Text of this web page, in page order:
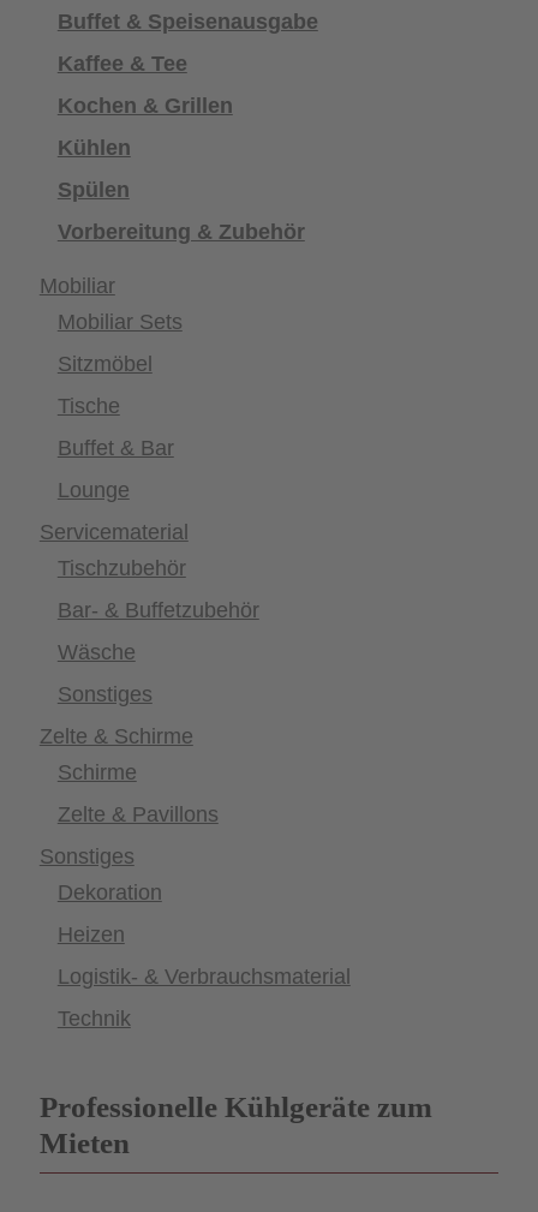
Buffet & Speisenausgabe
Kaffee & Tee
Kochen & Grillen
Kühlen
Spülen
Vorbereitung & Zubehör
Mobiliar
Mobiliar Sets
Sitzmöbel
Tische
Buffet & Bar
Lounge
Servicematerial
Tischzubehör
Bar- & Buffetzubehör
Wäsche
Sonstiges
Zelte & Schirme
Schirme
Zelte & Pavillons
Sonstiges
Dekoration
Heizen
Logistik- & Verbrauchsmaterial
Technik
Professionelle Kühlgeräte zum
Mieten